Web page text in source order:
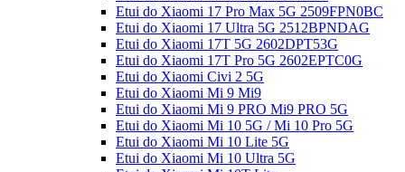
Etui do Xiaomi 17 Pro Max 5G 2509FPN0BC
Etui do Xiaomi 17 Ultra 5G 2512BPNDAG
Etui do Xiaomi 17T 5G 2602DPT53G
Etui do Xiaomi 17T Pro 5G 2602EPTC0G
Etui do Xiaomi Civi 2 5G
Etui do Xiaomi Mi 9 Mi9
Etui do Xiaomi Mi 9 PRO Mi9 PRO 5G
Etui do Xiaomi Mi 10 5G / Mi 10 Pro 5G
Etui do Xiaomi Mi 10 Lite 5G
Etui do Xiaomi Mi 10 Ultra 5G